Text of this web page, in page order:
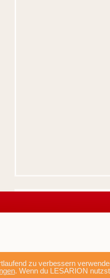
zu verbessern
. Wenn du LESARION